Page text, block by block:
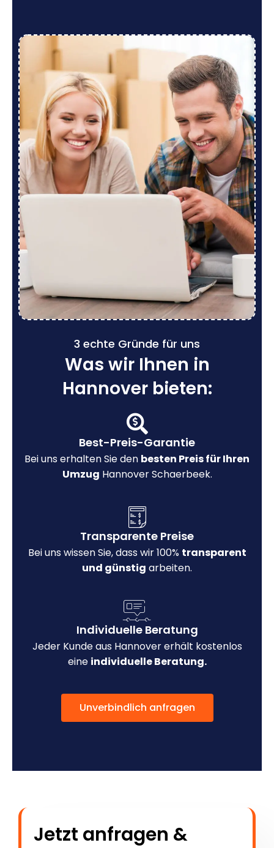
3 echte Gründe für uns
Was wir Ihnen in
Hannover bieten:
Best-Preis-Garantie
Bei uns erhalten Sie den besten Preis für Ihren
Umzug Hannover Schaerbeek.
Transparente Preise
Bei uns wissen Sie, dass wir 100% transparent
und günstig arbeiten.
Individuelle Beratung
Jeder Kunde aus Hannover erhält kostenlos
eine individuelle Beratung.
Unverbindlich anfragen
Jetzt anfragen &